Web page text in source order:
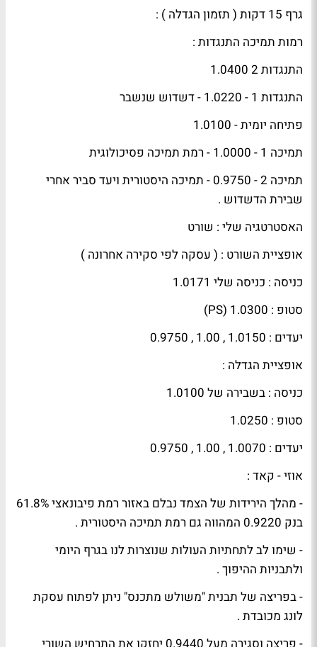
גרף 15 דקות ( תזמון הגדלה ) :
רמות תמיכה התנגדות :
התנגדות 2 1.0400
התנגדות 1 - 1.0220 - דשדוש שנשבר
פתיחה יומית - 1.0100
תמיכה 1 - 1.0000 - רמת תמיכה פסיכולוגית
תמיכה 2 - 0.9750 - תמיכה היסטורית ויעד סביר אחרי
שבירת הדשדוש .
האסטרטגיה שלי : שורט
אופציית השורט : ( עסקה לפי סקירה אחרונה )
כניסה : כניסה שלי 1.0171
סטופ : 1.0300 (PS)
יעדים : 1.0150 , 1.00 , 0.9750
אופציית הגדלה :
כניסה : בשבירה של 1.0100
סטופ : 1.0250
יעדים : 1.0070 , 1.00 , 0.9750
אוזי - קאד :
- מהלך הירידות של הצמד נבלם באזור רמת פיבונאצי 61.8%
בנק 0.9220 המהווה גם רמת תמיכה היסטורית .
- שימו לב לתחתיות העולות שנוצרות לנו בגרף היומי
ולתבניות ההיפוך .
- בפריצה של תבנית "משולש מתכנס" ניתן לפתוח עסקת
לונג מכובדת .